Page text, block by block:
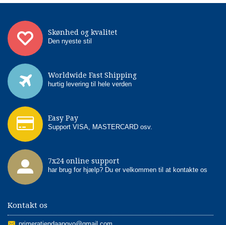
Skønhed og kvalitet
Den nyeste stil
Worldwide Fast Shipping
hurtig levering til hele verden
Easy Pay
Support VISA, MASTERCARD osv.
7x24 online support
har brug for hjælp? Du er velkommen til at kontakte os
Kontakt os